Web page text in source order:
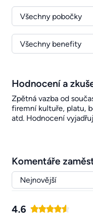
Hodnocení a
Zpětná vazba od
firemní kultuře, platu,
atd. Hodnocení
Komentáře
4.6